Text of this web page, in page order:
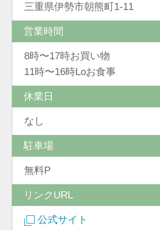
三重県伊勢市朝熊町1-11
営業時間
8時〜17時お買い物
11時〜16時Loお食事
休業日
なし
駐車場
無料P
リンクURL
公式サイト